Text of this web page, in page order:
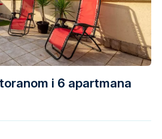
i 6 apartmana